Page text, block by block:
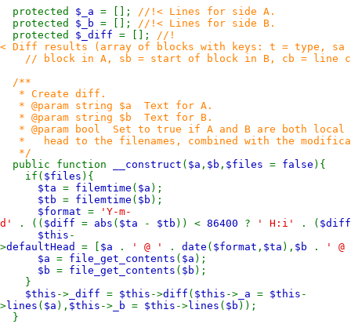
protected $_a = [];
//!< Lines for side A.
protected $_b = [];
//!< Lines for side B.
protected $_diff = [];
//!
< Diff results (array of blocks with keys: t = type,
// block in A, sb = start of block in B, cb = line
/**
* Create diff.
* @param string $a Text for A.
* @param string $b Text for B.
* @param bool Set to true if A and B are both
* head to the filenames, combined with the
*/
public function
__construct ( $a , $b , $files = false ){
if( $files ){
$ta = filemtime ( $a );
$tb = filemtime ( $b );
$format =
'Y-m-
d'
. (( $diff = abs ( $ta - $tb )) < 86400 ? ' H:i' . (
$this -
>defaultHead = [ $a . ' @ ' . date ( $format , $ta ), $b .
'
$a = file_get_contents ( $a );
$b = file_get_contents ( $b );
}
$this -> _diff = $this ->diff ( $this -> _a = $this -
>lines ( $a ), $this -> _b = $this ->lines ( $b ));
}